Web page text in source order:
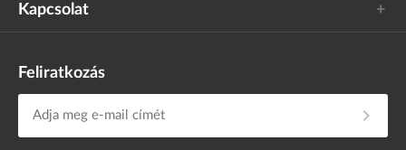
Kapcsolat
Feliratkozás
chevron_right